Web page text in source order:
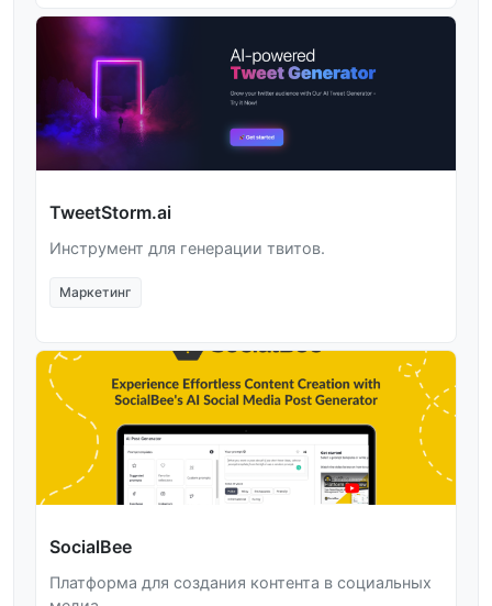
TweetStorm.ai
Инструмент для генерации твитов.
Маркетинг
SocialBee
Платформа для создания контента в социальных